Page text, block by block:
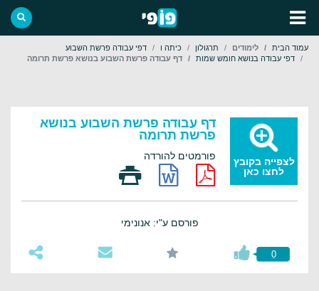
עמוד הבית לימודים תרגולון כיתה ו
דפי עבודה פרשת השבוע
דפי עבודה בנושא חומש שמות
דף עבודה פרשת השבוע בנושא פרשת תרומה
לצפייה בקובץ
לחצו כאן
דף עבודה פרשת השבוע בנושא
פרשת תרומה
פורמטים להורדה
פורסם ע"י: אנונימי
0